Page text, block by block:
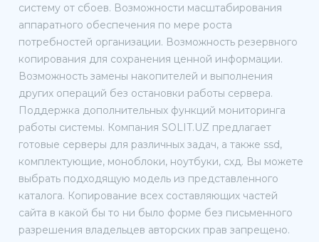
систему от сбоев. Возможности масштабирования
аппаратного обеспечения по мере роста
потребностей организации. Возможность резервного
копирования для сохранения ценной информации.
Возможность замены накопителей и выполнения
других операций без остановки работы сервера.
Поддержка дополнительных функций мониторинга
работы системы. Компания SOLIT.UZ предлагает
готовые серверы для различных задач, а также ssd,
комплектующие, моноблоки, ноутбуки, схд. Вы можете
выбрать подходящую модель из представленного
каталога. Копирование всех составляющих частей
сайта в какой бы то ни было форме без письменного
разрешения владельцев авторских прав запрещено.